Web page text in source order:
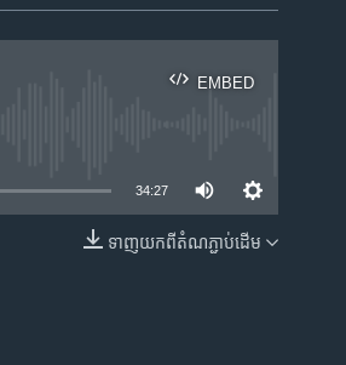
EMBED
EMBED
34:27
ទាញ​យក​ពី​តំណភ្ជាប់​ដើម